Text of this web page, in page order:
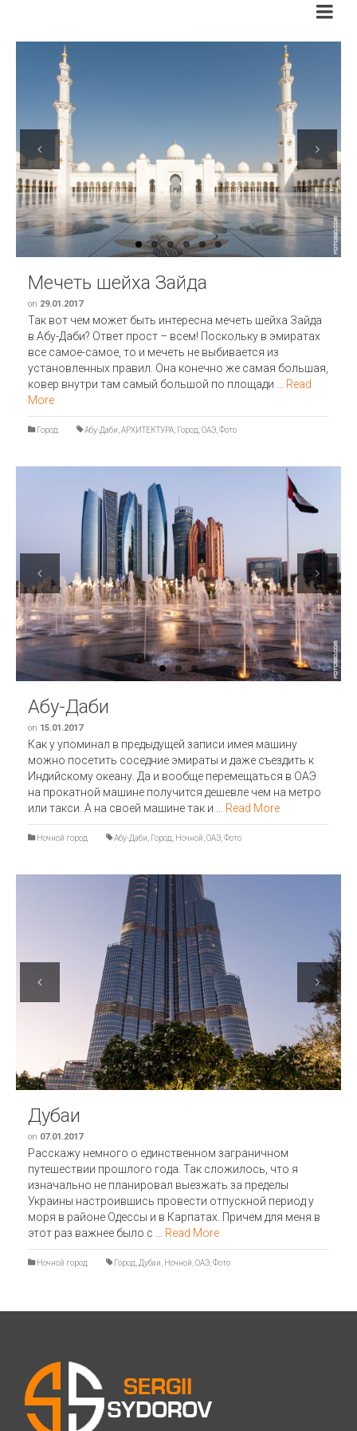
Previous Next
Мечеть шейха Зайда
on 29.01.2017
Так вот чем может быть интересна мечеть шейха Зайда
в Абу-Даби? Ответ прост – всем! Поскольку в эмиратах
все самое-самое, то и мечеть не выбивается из
установленных правил. Она конечно же самая большая,
ковер внутри там самый большой по площади … Read
More
Город Абу-Даби АРХИТЕКТУРА Город ОАЭ Фото
Previous Next
Абу-Даби
on 15.01.2017
Как у упоминал в предыдущей записи имея машину
можно посетить соседние эмираты и даже съездить к
Индийскому океану. Да и вообще перемещаться в ОАЭ
на прокатной машине получится дешевле чем на метро
или такси. А на своей машине так и … Read More
Ночной город Абу-Даби Город Ночной ОАЭ Фото
Next
Дубаи
on 07.01.2017
Расскажу немного о единственном заграничном
путешествии прошлого года. Так сложилось, что я
изначально не планировал выезжать за пределы
Украины настроившись провести отпускной период у
моря в районе Одессы и в Карпатах. Причем для меня в
этот раз важнее было с … Read More
Ночной город Город Дубаи Ночной ОАЭ Фото